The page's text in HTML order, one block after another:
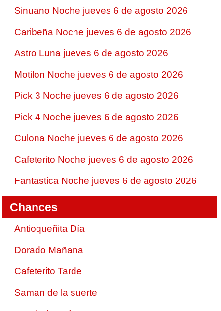
Sinuano Noche jueves 6 de agosto 2026
Caribeña Noche jueves 6 de agosto 2026
Astro Luna jueves 6 de agosto 2026
Motilon Noche jueves 6 de agosto 2026
Pick 3 Noche jueves 6 de agosto 2026
Pick 4 Noche jueves 6 de agosto 2026
Culona Noche jueves 6 de agosto 2026
Cafeterito Noche jueves 6 de agosto 2026
Fantastica Noche jueves 6 de agosto 2026
Chances
Antioqueñita Día
Dorado Mañana
Cafeterito Tarde
Saman de la suerte